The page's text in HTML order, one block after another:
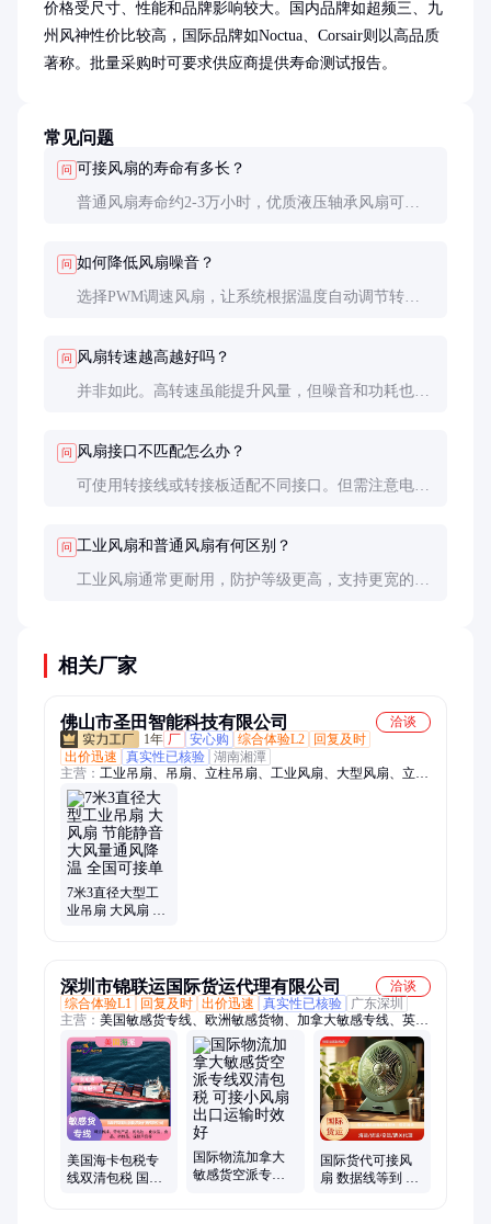
价格受尺寸、性能和品牌影响较大。国内品牌如超频三、九
州风神性价比较高，国际品牌如Noctua、Corsair则以高品质
著称。批量采购时可要求供应商提供寿命测试报告。
常见问题
问 可接风扇的寿命有多长？
普通风扇寿命约2-3万小时，优质液压轴承风扇可达5
问 如何降低风扇噪音？
选择PWM调速风扇，让系统根据温度自动调节转
问 风扇转速越高越好吗？
并非如此。高转速虽能提升风量，但噪音和功耗也会
问 风扇接口不匹配怎么办？
可使用转接线或转接板适配不同接口。但需注意电压
问 工业风扇和普通风扇有何区别？
工业风扇通常更耐用，防护等级更高，支持更宽的温
相关厂家
佛山市圣田智能科技有限公司
洽谈
1年 厂 安心购 综合体验L2
回复及时
出价迅速
真实性已核验 湖南湘潭
主营： 工业吊扇、吊扇、立柱吊扇、工业风扇、大型风扇、立柱
工业风扇、风扇、商用风扇、变频风扇、大型变频风扇、商用大
型风扇、立柱风扇、户外立柱风扇、仓库吊扇、永磁工业吊扇、
大型工业吊扇、商用工业吊扇、商用吊扇、永磁吊扇、节能永磁
吊扇、商用大型吊扇、户外立柱吊扇
7米3直径大型工
业吊扇 大风扇 节
深圳市锦联运国际货运代理有限公司
洽谈
综合体验L1
回复及时 出价迅速 真实性已核验
广东深圳
主营： 美国敏感货专线、欧洲敏感货物、加拿大敏感专线、英国
专线、东南亚敏感货物、澳大利亚专线、迪拜专线、亚洲专线、
普货专线、小包专线、墨西哥专线、尼日利亚空派、中东专线、
南非专线、国际物流、货运代理、双清包税到门渠道、国际空
运、国际海运、FBA仓服务、纯电池运输、雾化器运输
美国海卡包税专
线双清包税 国际
国际物流加拿大
敏感货空派专线
国际货代可接风
扇 数据线等到 新